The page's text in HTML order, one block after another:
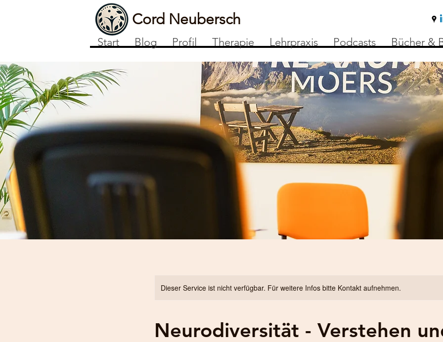
Cord Neubersch
Start Blog Profil Therapie Lehrpraxis Podcasts Bücher &
Dieser Service ist nicht verfügbar. Für weitere Infos bitte Kontakt aufnehmen.
Neurodiversität - Verstehen